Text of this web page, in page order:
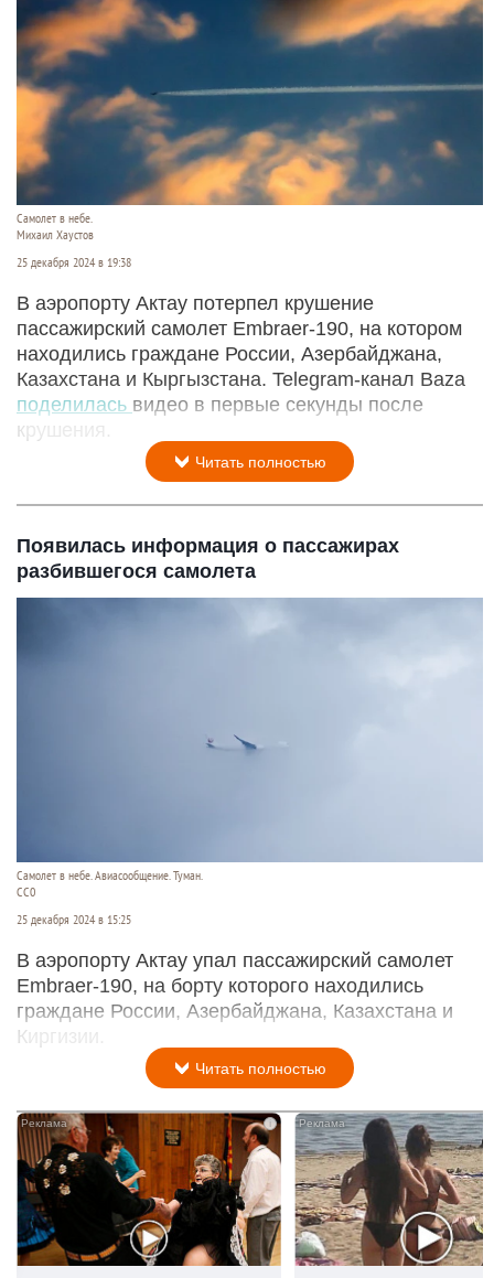
Самолет в небе.
Михаил Хаустов
25 декабря 2024 в 19:38
В аэропорту Актау потерпел крушение
пассажирский самолет Embraer-190, на котором
находились граждане России, Азербайджана,
Казахстана и Кыргызстана. Telegram-канал Baza
поделилась видео в первые секунды после
крушения.
Читать полностью
Появилась информация о пассажирах
разбившегося самолета
Самолет в небе. Авиасообщение. Туман.
CC0
25 декабря 2024 в 15:25
В аэропорту Актау упал пассажирский самолет
Embraer-190, на борту которого находились
граждане России, Азербайджана, Казахстана и
Киргизии.
Читать полностью